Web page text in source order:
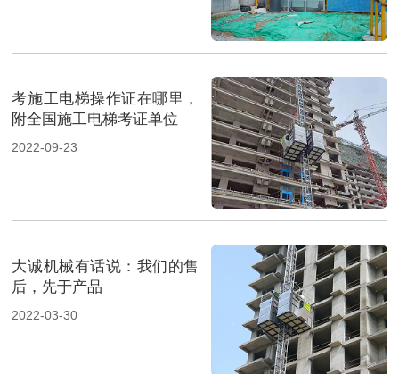
考施工电梯操作证在哪里，
附全国施工电梯考证单位
2022-09-23
大诚机械有话说：我们的售
后，先于产品
2022-03-30